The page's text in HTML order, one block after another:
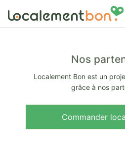
Nos
Localement Bon est un
grâce à nos
Commander